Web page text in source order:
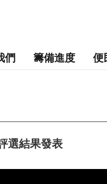
們 籌備進度 便
選結果發表